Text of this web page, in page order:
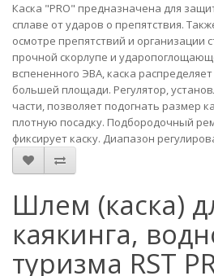
Каска "PRO" предназначена для
сплаве от ударов о препятствия.
осмотре препятствий и организации
прочной скорлупе и
вспененного ЭВА, каска
большей площади. Регулятор,
части, позволяет подогнать размер
плотную посадку. Подбородочный
фиксирует каску. Диапазон
Шлем (каска)
каякинга,
туризма RST